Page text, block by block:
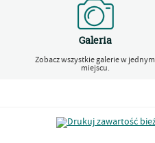
Galeria
Zobacz wszystkie galerie w jednym
miejscu.